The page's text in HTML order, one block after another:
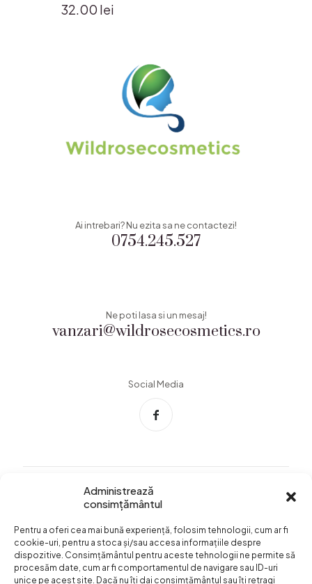
Administrează
consimțământul
Pentru a oferi cea mai bună experiență, folosim tehnologii, cum ar fi
cookie-uri, pentru a stoca și/sau accesa informațiile despre
dispozitive. Consimțământul pentru aceste tehnologii ne permite să
procesăm date, cum ar fi comportamentul de navigare sau ID-uri
unice pe acest site. Dacă nu îți dai consimțământul sau îți retragi
32.00 lei
0754.245.527
Ai intrebari? Nu ezita sa ne contactezi!
vanzari@wildrosecosmetics.ro
Ne poti lasa si un mesaj!
Social Media
Termeni si conditii
Confidentialitatea
datelor